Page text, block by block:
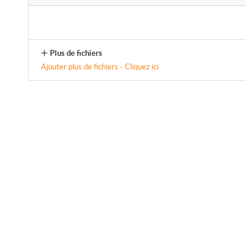
Plus de fichiers
Ajouter plus de fichiers - Cliquez ici